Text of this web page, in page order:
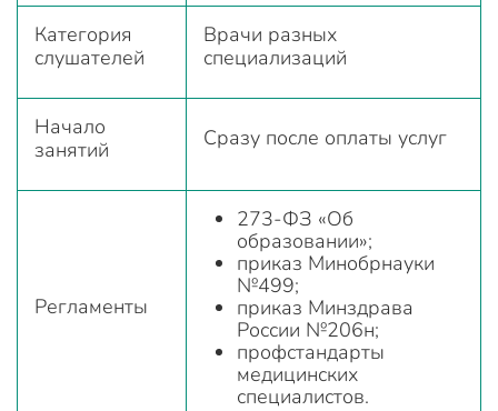
Категория
слушателей
Врачи разных
специализаций
Начало
занятий
Сразу после оплаты услуг
Регламенты
273-ФЗ «Об
образовании»;
приказ Минобрнауки
№499;
приказ Минздрава
России №206н;
профстандарты
медицинских
специалистов.